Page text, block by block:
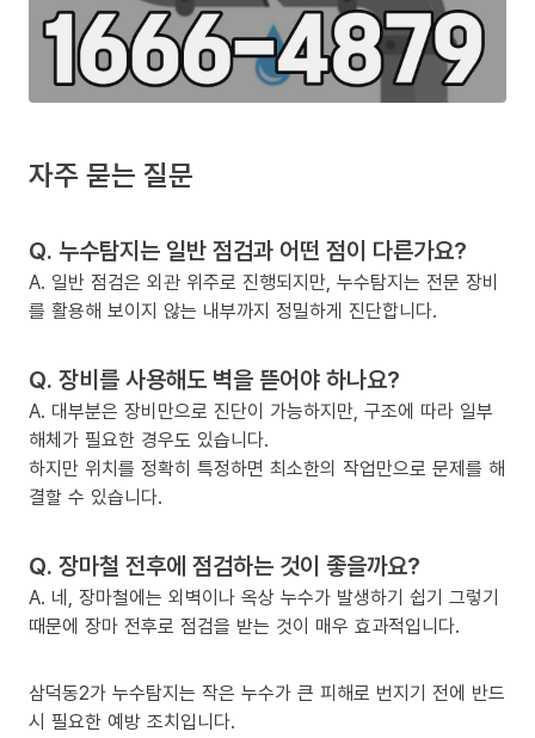
자주 묻는 질문
Q. 누수탐지는 일반 점검과 어떤 점이 다른가요?
A. 일반 점검은 외관 위주로 진행되지만, 누수탐지는 전문 장비
를 활용해 보이지 않는 내부까지 정밀하게 진단합니다.
Q. 장비를 사용해도 벽을 뜯어야 하나요?
A. 대부분은 장비만으로 진단이 가능하지만, 구조에 따라 일부
해체가 필요한 경우도 있습니다.
하지만 위치를 정확히 특정하면 최소한의 작업만으로 문제를 해
결할 수 있습니다.
Q. 장마철 전후에 점검하는 것이 좋을까요?
A. 네, 장마철에는 외벽이나 옥상 누수가 발생하기 쉽기 그렇기
때문에 장마 전후로 점검을 받는 것이 매우 효과적입니다.
삼덕동2가 누수탐지는 작은 누수가 큰 피해로 번지기 전에 반드
시 필요한 예방 조치입니다.